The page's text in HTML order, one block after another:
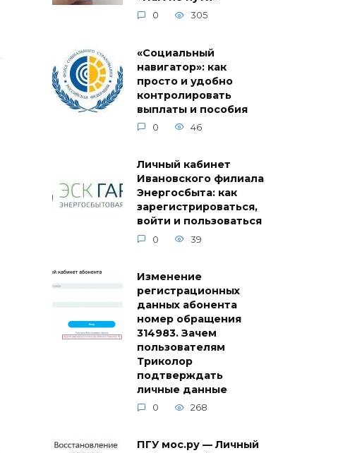
0 305
«Социальный
навигатор»: как
просто и удобно
контролировать
выплаты и пособия
0 46
Личный кабинет
Ивановского филиала
Энергосбыта: как
зарегистрироваться,
войти и пользоваться
0 39
Изменение
регистрационных
данных абонента
номер обращения
314983. Зачем
пользователям
Триколор
подтверждать
личные данные
0 268
ПГУ мос.ру — Личный